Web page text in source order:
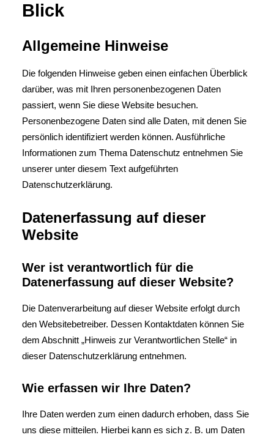
Blick
Allgemeine Hinweise
Die folgenden Hinweise geben einen einfachen Überblick
darüber, was mit Ihren personenbezogenen Daten
passiert, wenn Sie diese Website besuchen.
Personenbezogene Daten sind alle Daten, mit denen Sie
persönlich identifiziert werden können. Ausführliche
Informationen zum Thema Datenschutz entnehmen Sie
unserer unter diesem Text aufgeführten
Datenschutzerklärung.
Datenerfassung auf dieser
Website
Wer ist verantwortlich für die
Datenerfassung auf dieser Website?
Die Datenverarbeitung auf dieser Website erfolgt durch
den Websitebetreiber. Dessen Kontaktdaten können Sie
dem Abschnitt „Hinweis zur Verantwortlichen Stelle“ in
dieser Datenschutzerklärung entnehmen.
Wie erfassen wir Ihre Daten?
Ihre Daten werden zum einen dadurch erhoben, dass Sie
uns diese mitteilen. Hierbei kann es sich z. B. um Daten